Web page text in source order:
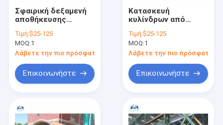
Σφαιρική δεξαμενή
αποθήκευσης
φυσικού αερίου από
ανοξείδωτο χάλυβα,
κεφαλή πιάτου
Τιμή:$25-125
MOQ:1
Λάβετε την πιο πρόσφατη τιμή
Επικοινωνήστε
Κατασκευή
κυλίνδρων από
Τιμή:$25-125
MOQ:1
Λάβετε την πιο πρόσφατη
Επικοινωνήστε